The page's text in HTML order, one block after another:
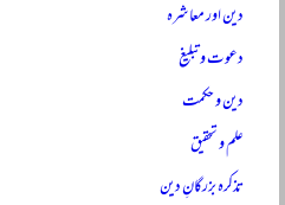
دین اور معاشرہ
دعوت و تبلیغ
دین و حکمت
علم و تحقیق
تذکرہ بزرگانِ دین